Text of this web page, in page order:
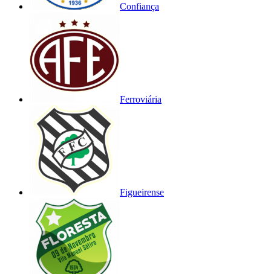
Confiança
Ferroviária
Figueirense